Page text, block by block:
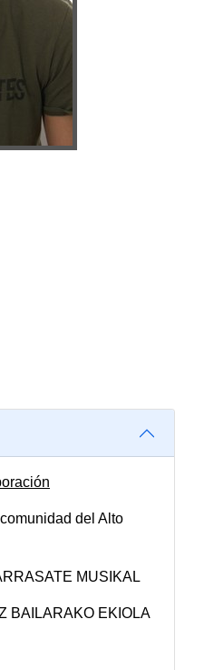
del Alto
MUSIKAL
BAILARAKO EKIOLA